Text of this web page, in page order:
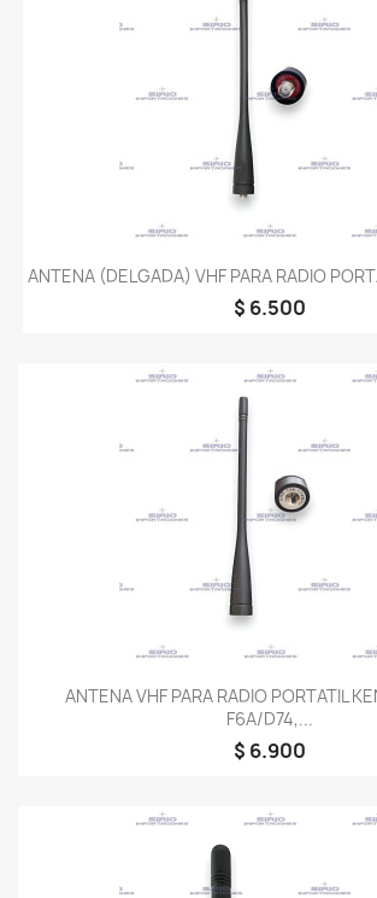
ANTENA (DELGADA) VHF PARA RADIO
$ 6.500
ANTENA VHF PARA RADIO PORTATIL
F6A/D74,...
$ 6.900